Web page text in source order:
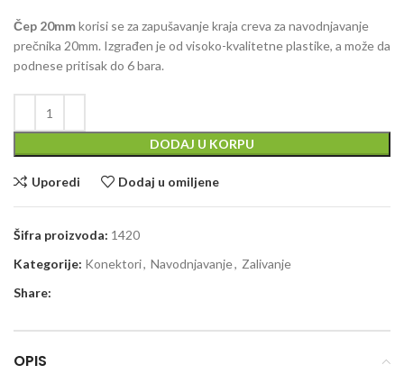
je
bila:
36,00 рсд.
je:
14,67 рсд.
Čep 20mmkorisi se za zapušavanje kraja creva za navodnjavanje
prečnika 20mm. Izgrađen je od visoko-kvalitetne plastike, a može da
podnese pritisak do 6 bara.
DODAJ U KORPU
Uporedi Dodaj u omiljene
Šifra proizvoda: 1420
Kategorije: Konektori, Navodnjavanje, Zalivanje
Share:
OPIS